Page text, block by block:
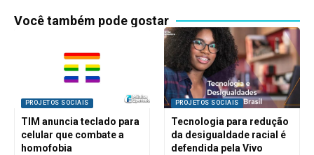
Você também pode gostar
PROJETOS SOCIAIS
TIM anuncia teclado para
celular que combate a
homofobia
PROJETOS SOCIAIS
Tecnologia para redução
da desigualdade racial é
defendida pela Vivo